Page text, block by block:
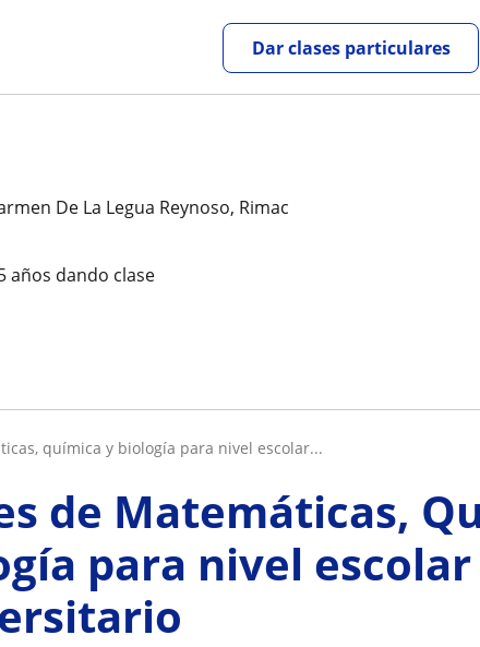
Dar clases particulares
De La Legua Reynoso, Rimac
5 años dando clase
química y biología para nivel escolar...
de Matemáticas,
para nivel